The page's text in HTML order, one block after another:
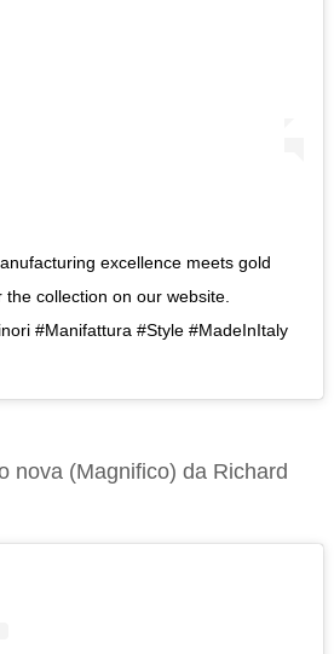
excellence meets gold
collection on our website.
#Manifattura #Style #MadeInItaly
nova (Magnifico) da Richard